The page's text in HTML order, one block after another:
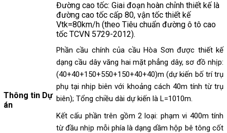
Thông tin Dự
án
Đường cao tốc: Giai đoạn hoàn chỉnh thiết kế là
đường cao tốc cấp 80, vận tốc thiết kế
Vtk=80km/h (theo Tiêu chuẩn đường ô tô cao
tốc TCVN 5729-2012).
Phần cầu chính của cầu Hòa Sơn được thiết kế
dạng cầu dây văng hai mặt phẳng dây, sơ đồ nhịp:
(40+40+150+550+150+40+40)m (dự kiến bố trí trụ
phụ tại nhịp biên với khoảng cách 40m tính từ trụ
biên); Tổng chiều dài dự kiến là L=1010m.
Kết cấu phần trên gồm 2 loại: phạm vi 400m tính
từ đầu nhịp mỗi phía là dạng dầm hộp bê tông cốt